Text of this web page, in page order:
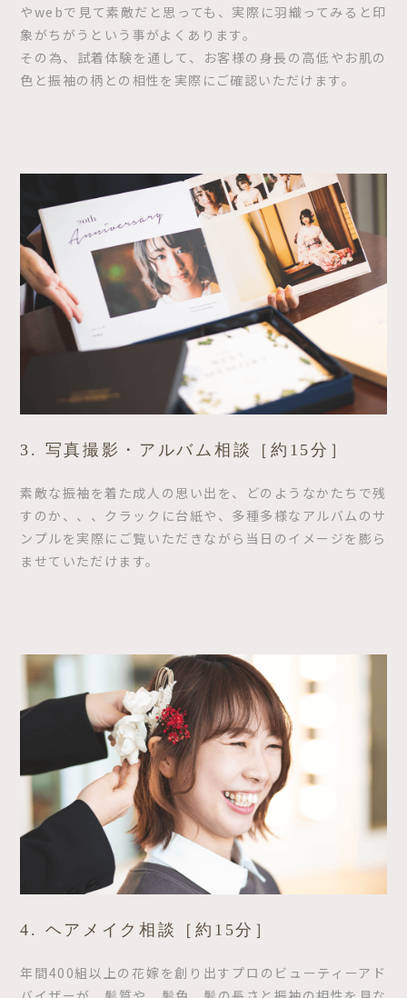
やwebで見て素敵だと思っても、実際に羽織ってみると印
象がちがうという事がよくあります。
その為、試着体験を通して、お客様の身長の高低やお肌の
色と振袖の柄との相性を実際にご確認いただけます。
3. 写真撮影・アルバム相談［約15分］
素敵な振袖を着た成人の思い出を、どのようなかたちで残
すのか、、、クラックに台紙や、多種多様なアルバムのサ
ンプルを実際にご覧いただきながら当日のイメージを膨ら
ませていただけます。
4. ヘアメイク相談［約15分］
年間400組以上の花嫁を創り出すプロのビューティーアド